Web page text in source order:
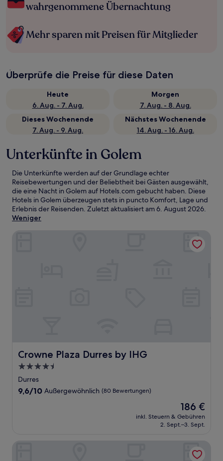
wahrgenommene Übernachtung
Mehr sparen mit Preisen für Mitglieder
Überprüfe die Preise für diese Daten
Heute
6. Aug. - 7. Aug.
Morgen
7. Aug. - 8. Aug.
Dieses Wochenende
7. Aug. - 9. Aug.
Nächstes Wochenende
14. Aug. - 16. Aug.
Unterkünfte in Golem
Die Unterkünfte werden auf der Grundlage echter
Reisebewertungen und der Beliebtheit bei Gästen ausgewählt,
die eine Nacht in Golem auf Hotels.com gebucht haben. Diese
Hotels in Golem überzeugen stets in puncto Komfort, Lage und
Erlebnis der Reisenden. Zuletzt aktualisiert am6. August 2026.
Weniger
Crowne Plaza Durres by IHG
Crowne Plaza Durres by IHG
4.5-
Sterne-
Unterkunft
Durres
9.6
9,6/10 Außergewöhnlich (80 Bewertungen)
Der
Preis
beträgt
186 €
inkl. Steuern & Gebühren
2. Sept.–3. Sept.